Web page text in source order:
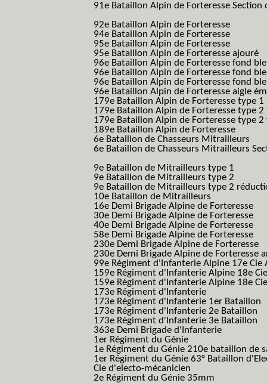
91e Bataillon Alpin de Forteresse
92e Bataillon Alpin de Forteresse
94e Bataillon Alpin de Forteresse
95e Bataillon Alpin de Forteresse
95e Bataillon Alpin de Forteresse ajouré
96e Bataillon Alpin de Forteresse fond
96e Bataillon Alpin de Forteresse fond
96e Bataillon Alpin de Forteresse fond
96e Bataillon Alpin de Forteresse aigle
179e Bataillon Alpin de Forteresse type 1
179e Bataillon Alpin de Forteresse type
179e Bataillon Alpin de Forteresse type
189e Bataillon Alpin de Forteresse
6e Bataillon de Chasseurs Mitrailleurs
6e Bataillon de Chasseurs Mitrailleurs
9e Bataillon de Mitrailleurs type 1
9e Bataillon de Mitrailleurs type 2
9e Bataillon de Mitrailleurs type 2
10e Bataillon de Mitrailleurs
16e Demi Brigade Alpine de Forteresse
30e Demi Brigade Alpine de Forteresse
40e Demi Brigade Alpine de Forteresse
58e Demi Brigade Alpine de Forteresse
230e Demi Brigade Alpine de Forteresse
230e Demi Brigade Alpine de Forteresse
99e Régiment d'Infanterie Alpine 17e
159e Régiment d'Infanterie Alpine 18e
159e Régiment d'Infanterie Alpine 18e
173e Régiment d'Infanterie
173e Régiment d'Infanterie 1er Bataillon
173e Régiment d'Infanterie 2e Bataillon
173e Régiment d'Infanterie 3e Bataillon
363e Demi Brigade d'Infanterie
1er Régiment du Génie
1e Régiment du Génie 210e bataillon de
1er Régiment du Génie 63° Bataillon
Cie d'electo-mécanicien
2e Régiment du Génie 35mm